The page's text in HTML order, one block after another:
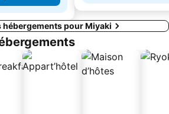
hébergements pour Miyaki